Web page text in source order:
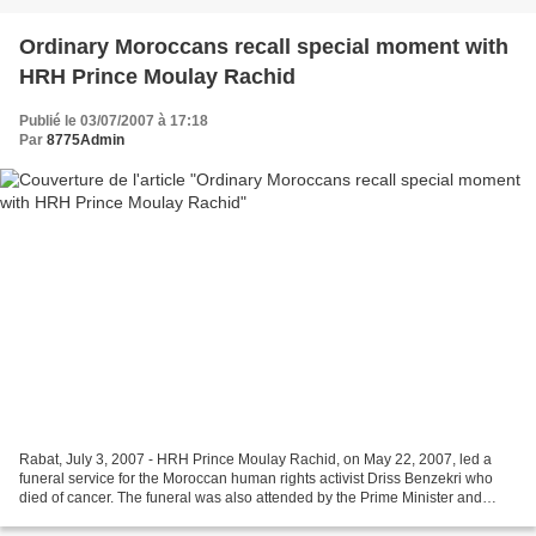
Ordinary Moroccans recall special moment with
HRH Prince Moulay Rachid
Publié le 03/07/2007 à 17:18
Par 8775Admin
Rabat, July 3, 2007 - HRH Prince Moulay Rachid, on May 22, 2007, led a
funeral service for the Moroccan human rights activist Driss Benzekri who
died of cancer. The funeral was also attended by the Prime Minister and